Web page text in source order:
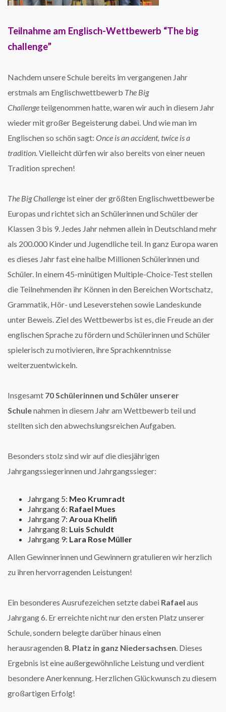
Teilnahme am Englisch-Wettbewerb “The big
challenge”
Nachdem unsere Schule bereits im vergangenen Jahr
erstmals am Englischwettbewerb The Big
Challengeteilgenommen hatte, waren wir auch in diesem Jahr
wieder mit großer Begeisterung dabei. Und wie man im
Englischen so schön sagt: Once is an accident, twice is a
tradition.Vielleicht dürfen wir also bereits von einer neuen
Tradition sprechen!
The Big Challenge ist einer der größten Englischwettbewerbe
Europas und richtet sich an Schülerinnen und Schüler der
Klassen 3 bis 9. Jedes Jahr nehmen allein in Deutschland mehr
als 200.000 Kinder und Jugendliche teil. In ganz Europa waren
es dieses Jahr fast eine halbe Millionen Schülerinnen und
Schüler. In einem 45-minütigen Multiple-Choice-Test stellen
die Teilnehmenden ihr Können in den Bereichen Wortschatz,
Grammatik, Hör- und Leseverstehen sowie Landeskunde
unter Beweis. Ziel des Wettbewerbs ist es, die Freude an der
englischen Sprache zu fördern und Schülerinnen und Schüler
spielerisch zu motivieren, ihre Sprachkenntnisse
weiterzuentwickeln.
Insgesamt 70 Schülerinnen und Schüler unserer
Schulenahmen in diesem Jahr am Wettbewerb teil und
stellten sich den abwechslungsreichen Aufgaben.
Besonders stolz sind wir auf die diesjährigen
Jahrgangssiegerinnen und Jahrgangssieger:
Jahrgang 5: Meo Krumradt
Jahrgang 6: Rafael Mues
Jahrgang 7: Aroua Khelifi
Jahrgang 8: Luis Schuldt
Jahrgang 9: Lara Rose Müller
Allen Gewinnerinnen und Gewinnern gratulieren wir herzlich
zu ihren hervorragenden Leistungen!
Ein besonderes Ausrufezeichen setzte dabei Rafael aus
Jahrgang 6. Er erreichte nicht nur den ersten Platz unserer
Schule, sondern belegte darüber hinaus einen
herausragenden 8. Platz in ganz Niedersachsen. Dieses
Ergebnis ist eine außergewöhnliche Leistung und verdient
besondere Anerkennung. Herzlichen Glückwunsch zu diesem
großartigen Erfolg!